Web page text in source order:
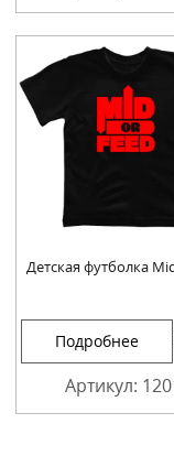
Детская футболка
Подробнее
Артикул: